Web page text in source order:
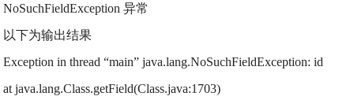
NoSuchFieldException 异常
以下为输出结果
Exception in thread “main” java.lang.NoSuchFieldException: id
at java.lang.Class.getField(Class.java:1703)